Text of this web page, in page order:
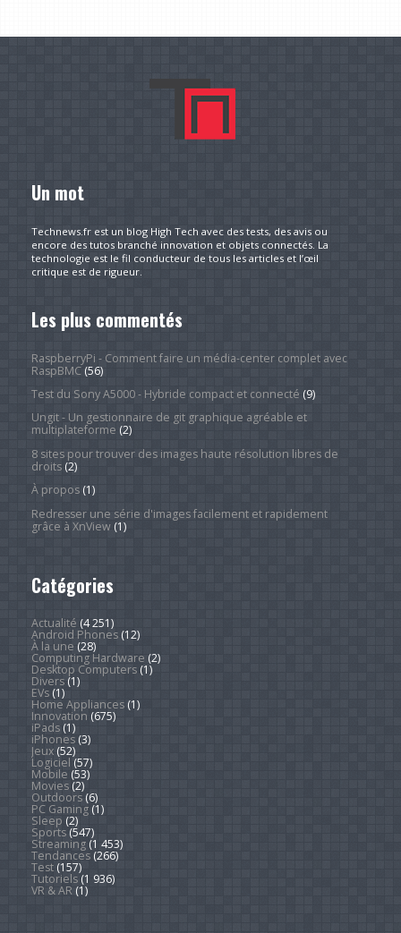
Un mot
Technews.fr est un blog High Tech avec des tests, des avis ou
encore des tutos branché innovation et objets connectés. La
technologie est le fil conducteur de tous les articles et l’œil
critique est de rigueur.
Les plus commentés
RaspberryPi - Comment faire un média-center complet avec
RaspBMC(56)
Test du Sony A5000 - Hybride compact et connecté (9)
Ungit - Un gestionnaire de git graphique agréable et
multiplateforme (2)
8 sites pour trouver des images haute résolution libres de
droits(2)
À propos(1)
Redresser une série d'images facilement et rapidement
grâce à XnView(1)
Catégories
Actualité (4 251)
Android Phones(12)
À la une (28)
Computing Hardware (2)
Desktop Computers(1)
Divers(1)
EVs(1)
Home Appliances(1)
Innovation (675)
iPads(1)
iPhones(3)
Jeux(52)
Logiciel (57)
Mobile (53)
Movies(2)
Outdoors(6)
PC Gaming(1)
Sleep (2)
Sports(547)
Streaming(1 453)
Tendances(266)
Test(157)
Tutoriels(1 936)
VR & AR(1)